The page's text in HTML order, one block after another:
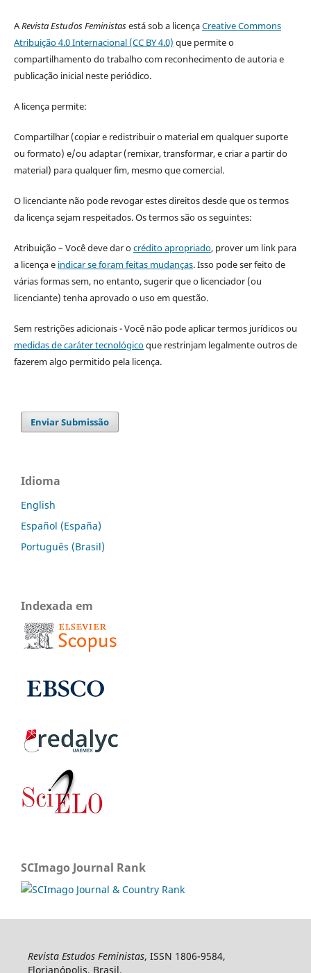
ARevista Estudos Feministasestá sob a licençaCreative Commons
Atribuição 4.0 Internacional (CC BY 4.0) que permite o
compartilhamento do trabalho com reconhecimento de autoria e
publicação inicial neste periódico.
A licença permite:
Compartilhar (copiar e redistribuir o material em qualquer suporte
ou formato) e/ou adaptar (remixar, transformar, e criar a partir do
material) para qualquer fim, mesmo que comercial.
O licenciante não pode revogar estes direitos desde que os termos
da licença sejam respeitados. Os termos são os seguintes:
Atribuição – Você deve dar ocrédito apropriado, prover um link para
a licença e indicar se foram feitas mudanças. Isso pode ser feito de
várias formas sem, no entanto, sugerir que o licenciador (ou
licenciante) tenha aprovado o uso em questão.
Sem restrições adicionais - Você não pode aplicar termos jurídicos ou
medidas de caráter tecnológicoque restrinjam legalmente outros de
fazerem algo permitido pela licença.
Enviar Submissão
Idioma
English
Español (España)
Português (Brasil)
Indexada em
SCImago Journal Rank
Revista Estudos Feministas, ISSN 1806-9584,
Florianópolis, Brasil.